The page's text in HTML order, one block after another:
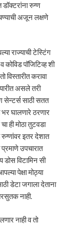
डॉक्टरांना रुग्ण
अजून लक्षणे
राज्याची टेस्टिंग
पॉजिटिव्ह शी
विस्तारीत करावा
असले तरी
साठी सतत
घालणारे ठरणार
ही मोठा तुटवडा
इतर देशात
उपचारात
विटामिन सी
पेक्षा मोठ्या
डेटा जगाला देताना
नाही.
नाही व तो